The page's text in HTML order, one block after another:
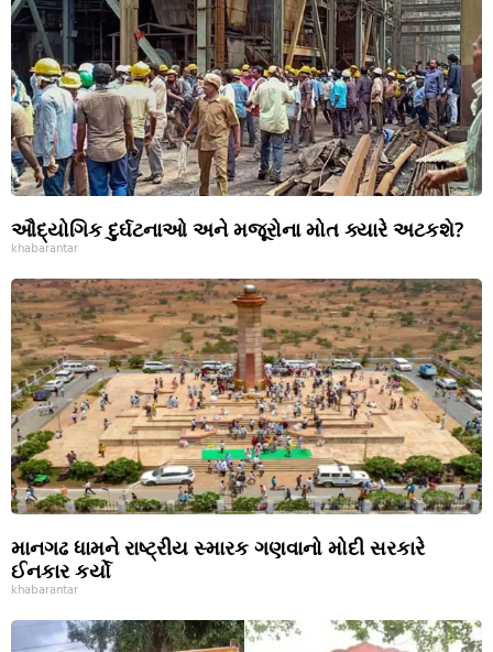
ઔદ્યોગિક દુર્ઘટનાઓ અને મજૂરોના મોત ક્યારે અટકશે?
khabarantar
માનગઢ ધામને રાષ્ટ્રીય સ્મારક ગણવાનો મોદી સરકારે
ઈનકાર કર્યો
khabarantar